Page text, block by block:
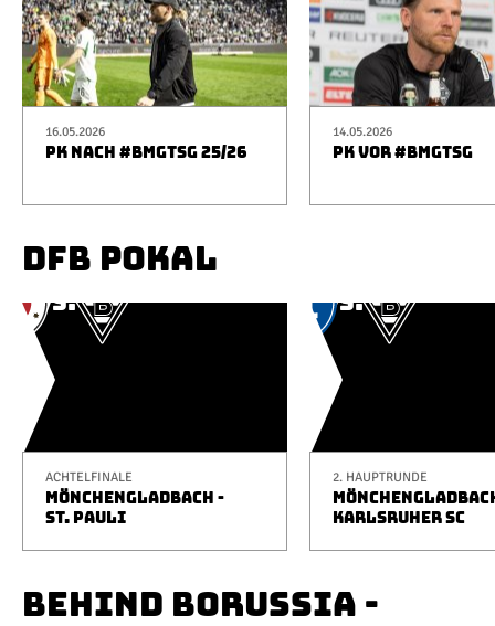
16.05.2026
PK NACH #BMGTSG 25/26
14.05.2026
PK VOR #BMGTSG
DFB POKAL
ACHTELFINALE
MÖNCHENGLADBACH -
ST. PAULI
2. HAUPTRUNDE
KARLSRUHER SC
BEHIND BORUSSIA -